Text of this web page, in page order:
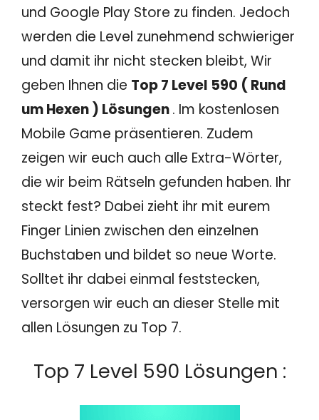
und Google Play Store zu finden. Jedoch
werden die Level zunehmend schwieriger
und damit ihr nicht stecken bleibt, Wir
geben Ihnen die Top 7 Level 590 ( Rund
um Hexen ) Lösungen. Im kostenlosen
Mobile Game präsentieren. Zudem
zeigen wir euch auch alle Extra-Wörter,
die wir beim Rätseln gefunden haben. Ihr
steckt fest? Dabei zieht ihr mit eurem
Finger Linien zwischen den einzelnen
Buchstaben und bildet so neue Worte.
Solltet ihr dabei einmal feststecken,
versorgen wir euch an dieser Stelle mit
allen Lösungen zu Top 7.
Top 7 Level 590 Lösungen :